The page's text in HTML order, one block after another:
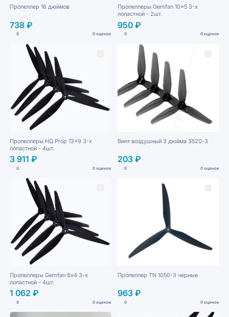
Пропеллер 16 дюймов
738 ₽
0 0 оценок
Пропеллеры Gemfan 10x5 3-х
лопастной - 2шт.
950 ₽
0 0 оценок
Пропеллеры HQ Prop 13x9 3-х
лопастной - 4шт.
3 911 ₽
0 0 оценок
Винт воздушный 3 дюйма 3520-3
203 ₽
0 0 оценок
Пропеллеры Gemfan 8х4 3-х
лопастной - 4шт.
1 062 ₽
0 0 оценок
Пропеллер TN 1050-3 черные
963 ₽
0 0 оценок